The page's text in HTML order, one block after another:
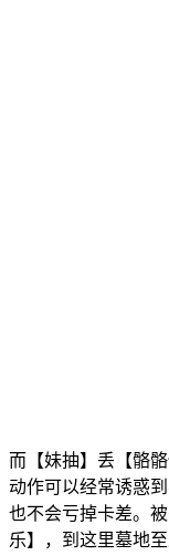
而【妹抽】丢【骼
动作可以经常诱惑
也不会亏掉卡差。
乐】，到这里墓地